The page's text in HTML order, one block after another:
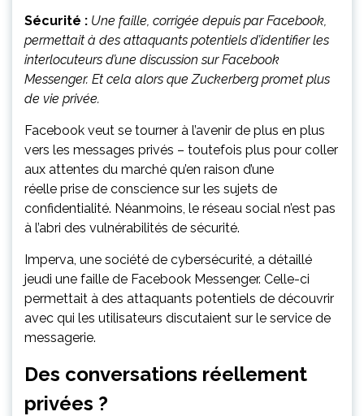
Sécurité : Une faille, corrigée depuis par Facebook,
permettait à des attaquants potentiels d’identifier les
interlocuteurs d’une discussion sur Facebook
Messenger. Et cela alors que Zuckerberg promet plus
de vie privée.
Facebook veut se tourner à l’avenir de plus en plus
vers les messages privés – toutefois plus pour coller
aux attentes du marché qu’en raison d’une
réelle prise de conscience sur les sujets de
confidentialité. Néanmoins, le réseau social n’est pas
à l’abri des vulnérabilités de sécurité.
Imperva, une société de cybersécurité, a détaillé
jeudi une faille de Facebook Messenger. Celle-ci
permettait à des attaquants potentiels de découvrir
avec qui les utilisateurs discutaient sur le service de
messagerie.
Des conversations réellement
privées ?